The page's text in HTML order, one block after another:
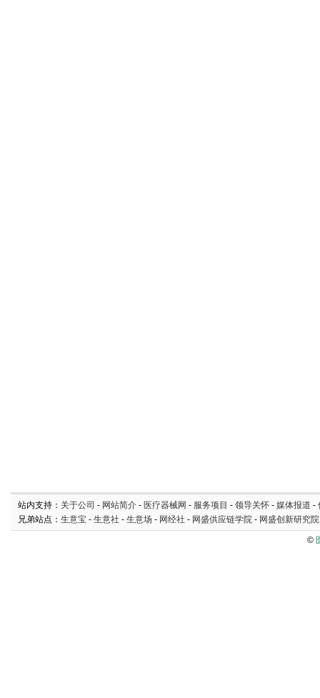
站内支持： 关于公司 - 网站简介 - 医疗器械网 - 服务项目 - 领导关怀 - 媒体报道 -
兄弟站点： 生意宝 - 生意社 - 生意场 - 网经社 - 网盛供应链学院 - 网盛创新研究院
©